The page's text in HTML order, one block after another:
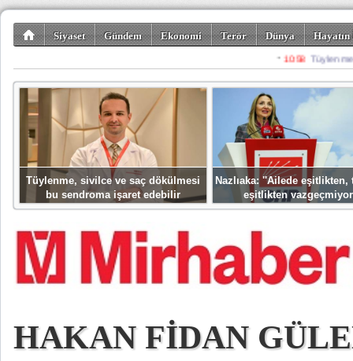
Siyaset Gündem Ekonomi Terör Dünya
Spor Misafir
Tüylenme, sivilce ve saç dökülmesi
bu sendroma işaret edebilir
Nazlıaka: ''Ailede eşitlikten,
eşitlikten
HAKAN FİDAN